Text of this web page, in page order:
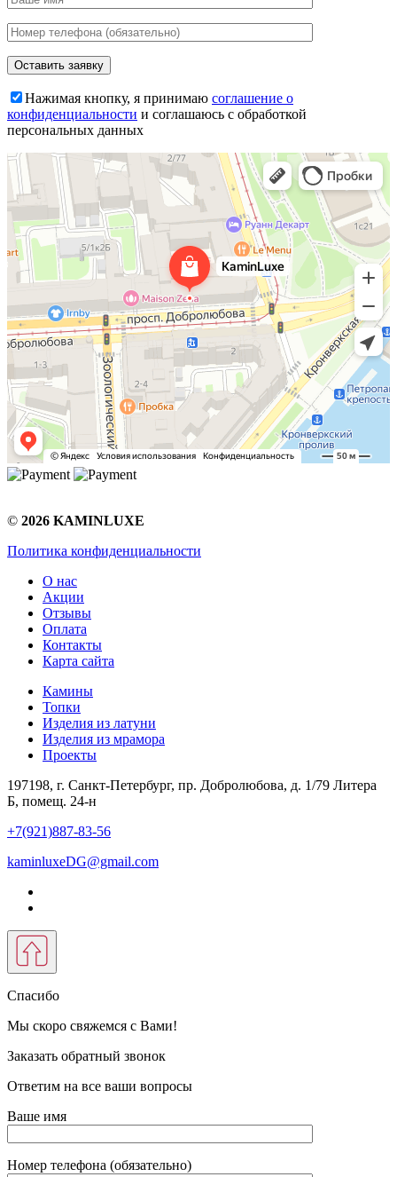
Нажимая кнопку, я принимаю соглашение о
конфиденциальности и соглашаюсь с обработкой
персональных данных
© 2026 KAMINLUXE
Политика конфиденциальности
О нас
Акции
Отзывы
Оплата
Контакты
Карта сайта
Камины
Топки
Изделия из латуни
Изделия из мрамора
Проекты
197198, г. Санкт-Петербург, пр. Добролюбова, д. 1/79 Литера
Б, помещ. 24-н
+7(921)887-83-56
kaminluxeDG@gmail.com
Спасибо
Мы скоро свяжемся с Вами!
Заказать обратный звонок
Ответим на все ваши вопросы
Ваше имя
Номер телефона (обязательно)